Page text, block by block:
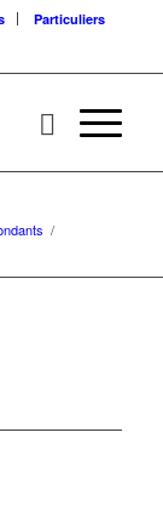
Particuliers
/